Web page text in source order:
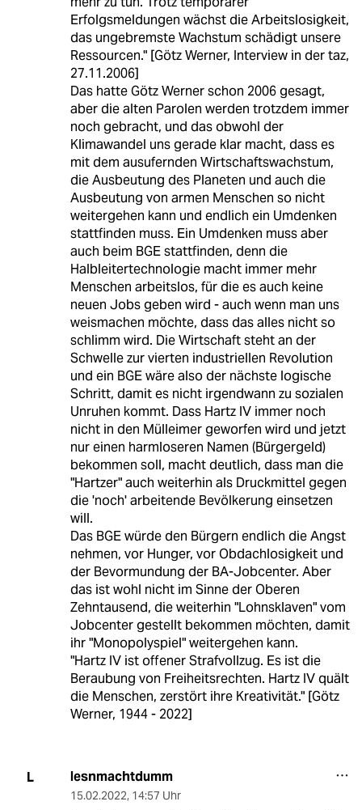
Erfolgsmeldungen wächst die Arbeitslosigkeit,
das ungebremste Wachstum schädigt unsere
Ressourcen." [Götz Werner, Interview in der taz,
27.11.2006]
Das hatte Götz Werner schon 2006 gesagt,
aber die alten Parolen werden trotzdem immer
noch gebracht, und das obwohl der
Klimawandel uns gerade klar macht, dass es
mit dem ausufernden Wirtschaftswachstum,
die Ausbeutung des Planeten und auch die
Ausbeutung von armen Menschen so nicht
weitergehen kann und endlich ein Umdenken
stattfinden muss. Ein Umdenken muss aber
auch beim BGE stattfinden, denn die
Halbleitertechnologie macht immer mehr
Menschen arbeitslos, für die es auch keine
neuen Jobs geben wird - auch wenn man uns
weismachen möchte, dass das alles nicht so
schlimm wird. Die Wirtschaft steht an der
Schwelle zur vierten industriellen Revolution
und ein BGE wäre also der nächste logische
Schritt, damit es nicht irgendwann zu sozialen
Unruhen kommt. Dass Hartz IV immer noch
nicht in den Mülleimer geworfen wird und jetzt
nur einen harmloseren Namen (Bürgergeld)
bekommen soll, macht deutlich, dass man die
"Hartzer" auch weiterhin als Druckmittel gegen
die 'noch' arbeitende Bevölkerung einsetzen
will.
Das BGE würde den Bürgern endlich die Angst
nehmen, vor Hunger, vor Obdachlosigkeit und
der Bevormundung der BA-Jobcenter. Aber
das ist wohl nicht im Sinne der Oberen
Zehntausend, die weiterhin "Lohnsklaven" vom
Jobcenter gestellt bekommen möchten, damit
ihr "Monopolyspiel" weitergehen kann.
"Hartz IV ist offener Strafvollzug. Es ist die
Beraubung von Freiheitsrechten. Hartz IV quält
die Menschen, zerstört ihre Kreativität." [Götz
Werner, 1944 - 2022]
L lesnmachtdumm
15.02.2022, 14:57 Uhr